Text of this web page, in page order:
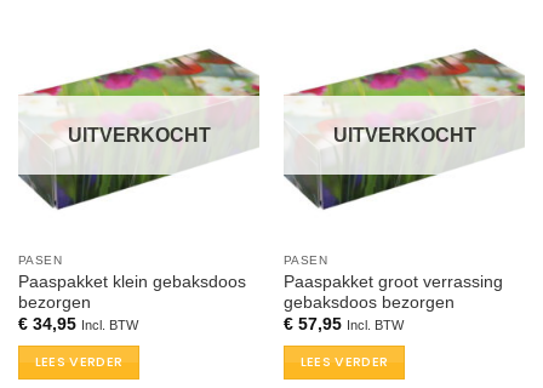
UITVERKOCHT
PASEN
Paaspakket klein gebaksdoos
bezorgen
€34,95 Incl. BTW
LEES VERDER
UITVERKOCHT
PASEN
Paaspakket groot verrassing
gebaksdoos bezorgen
€57,95 Incl. BTW
LEES VERDER